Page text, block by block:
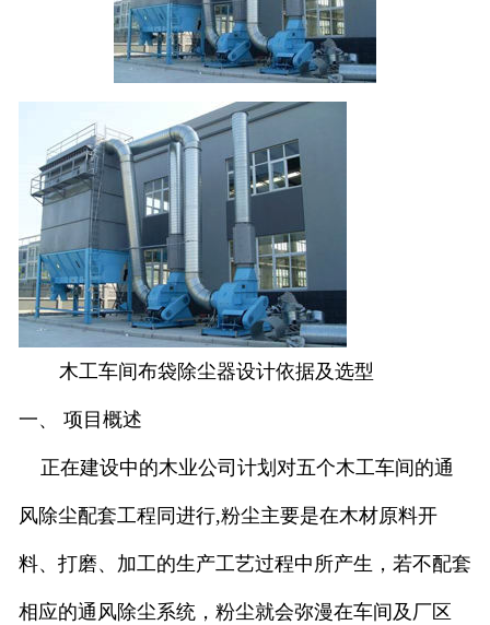
木工车间布袋除尘器设计依据及选型
一、 项目概述
正在建设中的木业公司计划对五个木工车间的通
风除尘配套工程同进行,粉尘主要是在木材原料开
料、打磨、加工的生产工艺过程中所产生，若不配套
相应的通风除尘系统，粉尘就会弥漫在车间及厂区